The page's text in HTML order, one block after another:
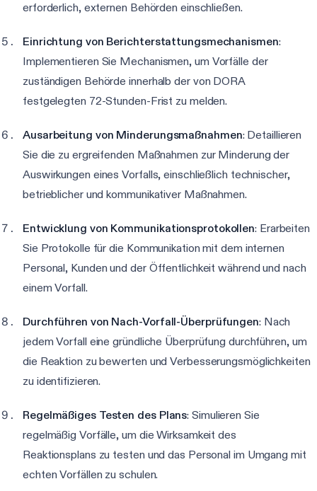
erforderlich, externen Behörden einschließen.
Einrichtung von Berichterstattungsmechanismen:
Implementieren Sie Mechanismen, um Vorfälle der
zuständigen Behörde innerhalb der von DORA
festgelegten 72-Stunden-Frist zu melden.
Ausarbeitung von Minderungsmaßnahmen: Detaillieren
Sie die zu ergreifenden Maßnahmen zur Minderung der
Auswirkungen eines Vorfalls, einschließlich technischer,
betrieblicher und kommunikativer Maßnahmen.
Entwicklung von Kommunikationsprotokollen: Erarbeiten
Sie Protokolle für die Kommunikation mit dem internen
Personal, Kunden und der Öffentlichkeit während und nach
einem Vorfall.
Durchführen von Nach-Vorfall-Überprüfungen: Nach
jedem Vorfall eine gründliche Überprüfung durchführen, um
die Reaktion zu bewerten und Verbesserungsmöglichkeiten
zu identifizieren.
Regelmäßiges Testen des Plans: Simulieren Sie
regelmäßig Vorfälle, um die Wirksamkeit des
Reaktionsplans zu testen und das Personal im Umgang mit
echten Vorfällen zu schulen.